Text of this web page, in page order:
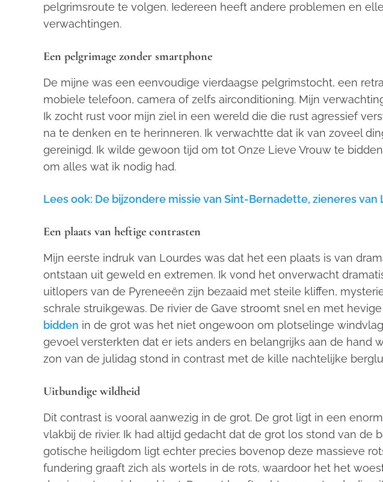
pelgrimsroute te volgen. Iedereen heeft andere problemen en
verwachtingen.
Een pelgrimage zonder smartphone
De mijne was een eenvoudige vierdaagse pelgrimstocht, een
mobiele telefoon, camera of zelfs airconditioning. Mijn
Ik zocht rust voor mijn ziel in een wereld die die rust agressief
na te denken en te herinneren. Ik verwachtte dat ik van zoveel
gereinigd. Ik wilde gewoon tijd om tot Onze Lieve Vrouw te
om alles wat ik nodig had.
Lees ook: De bijzondere missie van Sint-Bernadette, zieneres van
Een plaats van heftige contrasten
Mijn eerste indruk van Lourdes was dat het een plaats is van
ontstaan uit geweld en extremen. Ik vond het onverwacht
uitlopers van de Pyreneeën zijn bezaaid met steile kliffen,
schrale struikgewas. De rivier de Gave stroomt snel en met
bidden in de grot was het niet ongewoon om plotselinge
gevoel versterkten dat er iets anders en belangrijks aan de hand
zon van de julidag stond in contrast met de kille nachtelijke
Uitbundige wildheid
Dit contrast is vooral aanwezig in de grot. De grot ligt in een
vlakbij de rivier. Ik had altijd gedacht dat de grot los stond van de
gotische heiligdom ligt echter precies bovenop deze massieve
fundering graaft zich als wortels in de rots, waardoor het het